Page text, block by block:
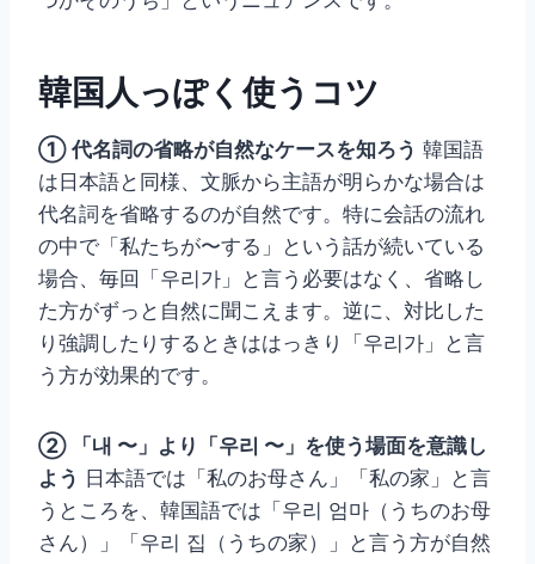
韓国人っぽく使うコツ
① 代名詞の省略が自然なケースを知ろう 韓国語
は日本語と同様、文脈から主語が明らかな場合は
代名詞を省略するのが自然です。特に会話の流れ
の中で「私たちが〜する」という話が続いている
場合、毎回「우리가」と言う必要はなく、省略し
た方がずっと自然に聞こえます。逆に、対比した
り強調したりするときははっきり「우리가」と言
う方が効果的です。
② 「내 〜」より「우리 〜」を使う場面を意識し
よう 日本語では「私のお母さん」「私の家」と言
うところを、韓国語では「우리 엄마（うちのお母
さん）」「우리 집（うちの家）」と言う方が自然